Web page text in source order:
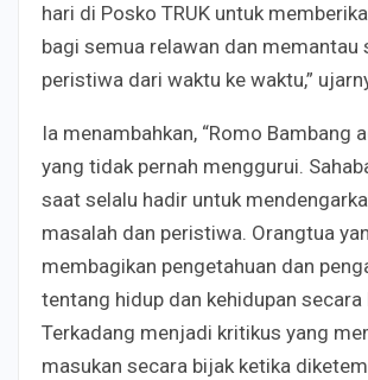
hari di Posko TRUK untuk
bagi semua relawan dan memantau
peristiwa dari waktu ke waktu,”
Ia menambahkan, “Romo Bambang
yang tidak pernah menggurui.
saat selalu hadir untuk
masalah dan peristiwa. Orangtua
membagikan pengetahuan dan
tentang hidup dan kehidupan secara
Terkadang menjadi kritikus yang
masukan secara bijak ketika